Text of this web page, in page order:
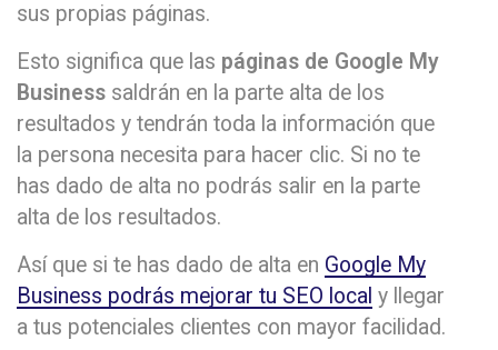
sus propias páginas.
Esto significa que las páginas de Google My
Business saldrán en la parte alta de los
resultados y tendrán toda la información que
la persona necesita para hacer clic. Si no te
has dado de alta no podrás salir en la parte
alta de los resultados.
Así que si te has dado de alta en Google My
Business podrás mejorar tu SEO local y llegar
a tus potenciales clientes con mayor facilidad.